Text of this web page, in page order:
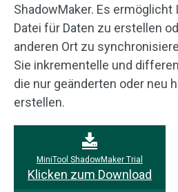
ShadowMaker. Es ermöglicht
Datei für Daten zu erstellen
anderen Ort zu
Sie inkrementelle und
die nur geänderten oder neu
erstellen.
MiniTool ShadowMaker Trial
Klicken zum Download